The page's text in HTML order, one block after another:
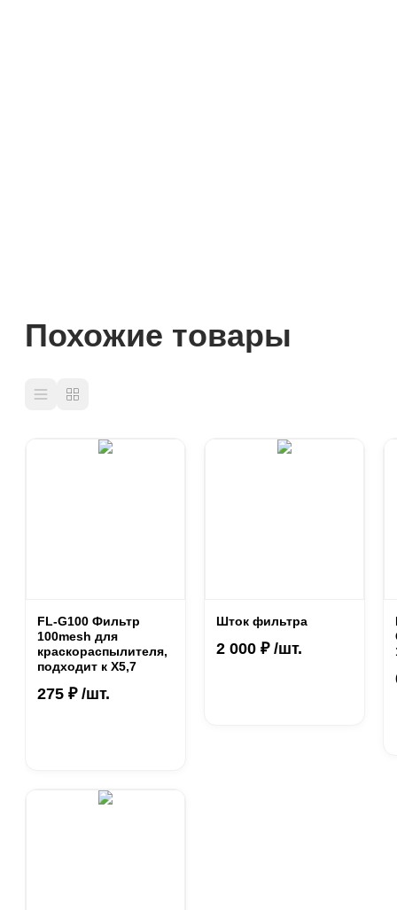
Похожие товары
FL-G100 Фильтр
100mesh для
краскораспылителя,
подходит к X5,7
275 ₽ /шт.
Шток фильтра
2 000 ₽ /шт.